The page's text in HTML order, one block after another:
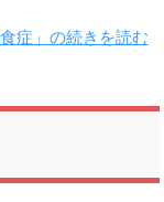
食症」の続きを読む